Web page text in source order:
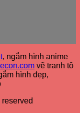
, ngắm hình anime
vẽ tranh tô
hình đẹp,